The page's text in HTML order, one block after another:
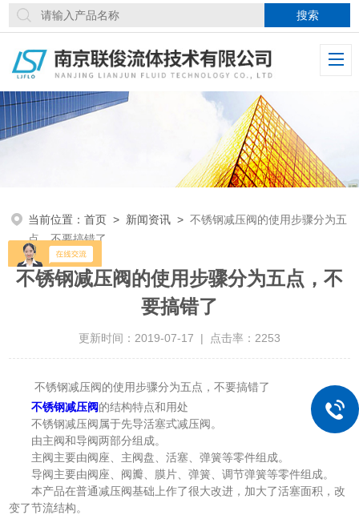
当前位置：首页 > 新闻资讯 >不锈钢减压阀的使用步骤分为五
点，不要搞错了
不锈钢减压阀的使用步骤分为五点，不
要搞错了
更新时间：2019-07-17 | 点击率：2253
不锈钢减压阀的使用步骤分为五点，不要搞错了
不锈钢减压阀的结构特点和用处
不锈钢减压阀属于先导活塞式减压阀。
由主阀和导阀两部分组成。
主阀主要由阀座、主阀盘、活塞、弹簧等零件组成。
导阀主要由阀座、阀瓣、膜片、弹簧、调节弹簧等零件组成。
本产品在普通减压阀基础上作了很大改进，加大了活塞面积，改
变了节流结构。